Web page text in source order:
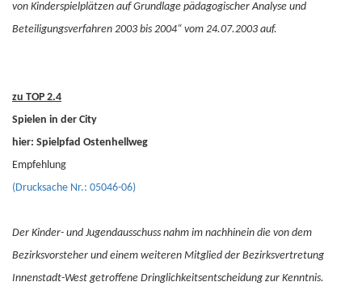
von Kinderspielplätzen auf Grundlage pädagogischer Analyse und
Beteiligungsverfahren 2003 bis 2004“ vom 24.07.2003 auf.
zu TOP 2.4
Spielen in der City
hier: Spielpfad Ostenhellweg
Empfehlung
(Drucksache Nr.: 05046-06)
Der Kinder- und Jugendausschuss nahm im nachhinein die von dem
Bezirksvorsteher und einem weiteren Mitglied der Bezirksvertretung
Innenstadt-West getroffene Dringlichkeitsentscheidung zur Kenntnis.